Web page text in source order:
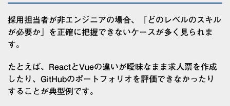
採用担当者が非エンジニアの場合、「どのレベルのスキル
が必要か」を正確に把握できないケースが多く見られま
す。
たとえば、ReactとVueの違いが曖昧なまま求人票を作成
したり、GitHubのポートフォリオを評価できなかったり
することが典型例です。